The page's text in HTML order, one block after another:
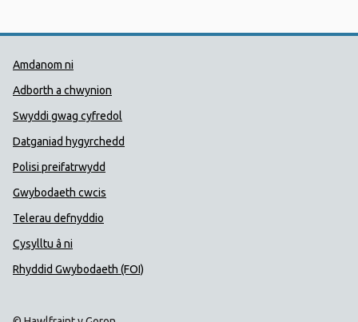
Dolenni Cymorth Iechyd
Amdanom ni
Adborth a chwynion
Swyddi gwag cyfredol
Datganiad hygyrchedd
Polisi preifatrwydd
Gwybodaeth cwcis
Telerau defnyddio
Cysylltu â ni
Rhyddid Gwybodaeth (FOI)